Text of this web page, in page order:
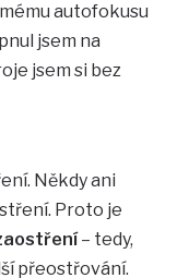
autofokusu
jsem na
jsem si bez
Někdy ani
Proto je
– tedy,
přeostřování.